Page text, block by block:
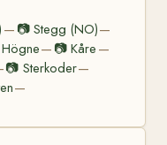
— 📷 Stegg (NO)—
Högne— 📷 Kåre —
📷 Sterkoder—
—